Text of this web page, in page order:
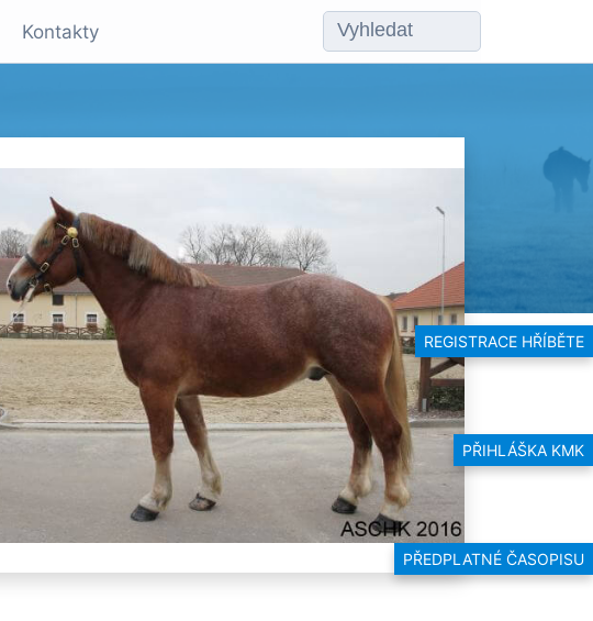
REGISTRACE HŘÍBĚTE
PŘIHLÁŠKA KMK
PŘEDPLATNÉ ČASOPISU
Kontakty